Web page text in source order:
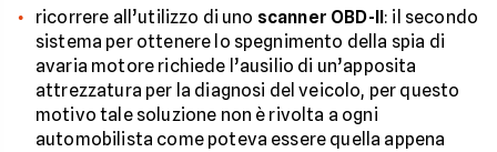
ricorrere all’utilizzo di uno scanner OBD-II : il secondo
sistema per ottenere lo spegnimento della spia di
avaria motore richiede l’ausilio di un’apposita
attrezzatura per la diagnosi del veicolo, per questo
motivo tale soluzione non è rivolta a ogni
automobilista come poteva essere quella appena